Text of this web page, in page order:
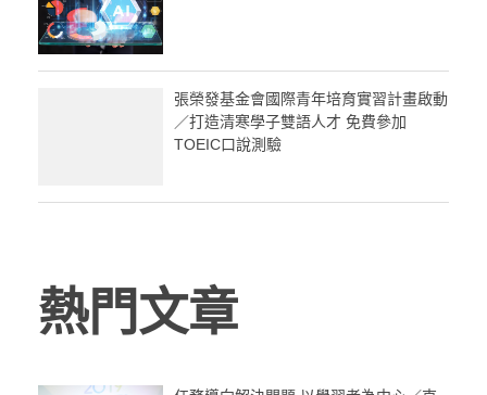
張榮發基金會國際青年培育實習計畫啟動
／打造清寒學子雙語人才 免費參加
TOEIC口說測驗
熱門文章